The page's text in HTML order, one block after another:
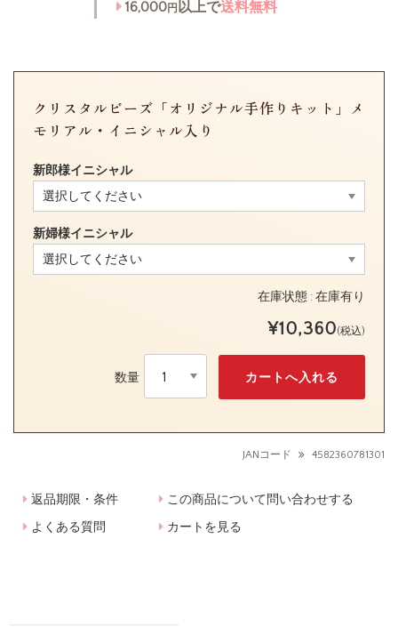
クリスタルビーズ「オリジナル手作りキット」メ
モリアル・イニシャル入り
新郎様イニシャル
新婦様イニシャル
在庫状態 : 在庫有り
¥10,360(税込)
数量
16,000円 以上で送料無料
JANコード 4582360781301
返品期限・条件
この商品について問い合わせする
よくある質問
カートを見る